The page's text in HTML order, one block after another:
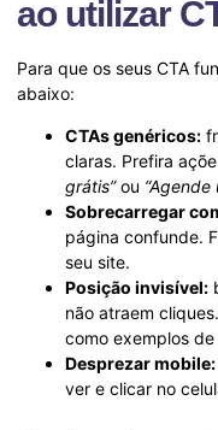
ao utilizar
Para que os seus CTA
abaixo:
CTAs genéricos:
claras. Prefira
grátis”ou
Sobrecarregar
página confunde.
seu site.
Posição invisível:
não atraem
como exemplos
Desprezar mobile:
ver e clicar no